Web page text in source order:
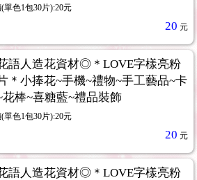
單色1包30片):20元
20 元
語人造花資材◎＊LOVE字樣亮粉
＊小捧花~手機~禮物~手工藝品~卡
花棒~喜糖藍~禮品裝飾
單色1包30片):20元
20 元
語人造花資材◎＊LOVE字樣亮粉